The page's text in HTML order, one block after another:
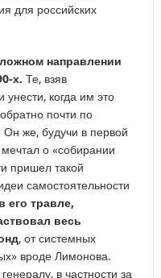
для российских
направлении
х. Те, взяв
унести, когда им это
почти по
же, будучи в первой
о «собирании
пришел такой
самостоятельности
его травле,
весь
, от системных
вроде Лимонова.
в частности за